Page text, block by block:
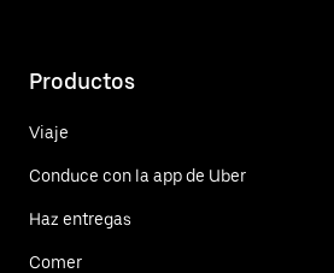
Productos
Viaje
Conduce con la app de Uber
Haz entregas
Comer